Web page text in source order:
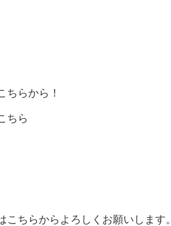
ちらから！
ちら
こちらからよろしくお願いします。